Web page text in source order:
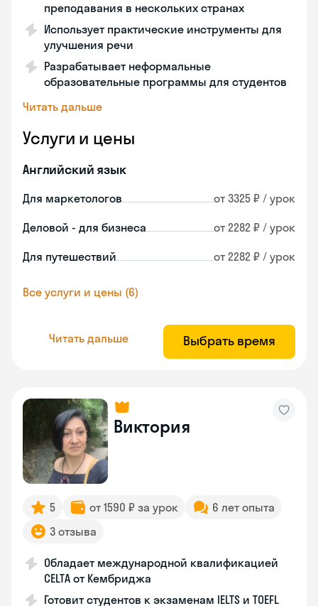
преподавания в нескольких странах
Использует практические инструменты для
улучшения речи
Разрабатывает неформальные
образовательные программы для студентов
Читать дальше
Услуги и цены
Английский язык
Для маркетологов от 3325 ₽ / урок
Деловой - для бизнеса от 2282 ₽ / урок
Для путешествий от 2282 ₽ / урок
Все услуги и цены (6)
Читать дальше Выбрать время
Виктория
5 от 1590 ₽ за урок
6 лет опыта
3 отзыва
Обладает международной квалификацией
CELTA от Кембриджа
Готовит студентов к экзаменам IELTS и TOEFL